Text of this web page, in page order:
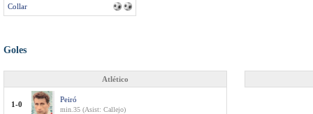
Collar
Goles
Atlético
1-0
Peiró
min.35 (Asist: Callejo)